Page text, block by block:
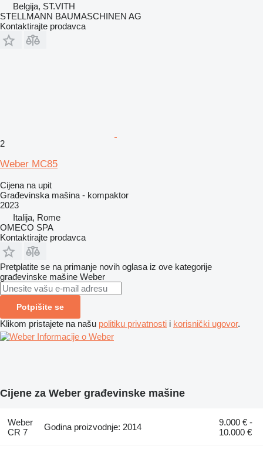
Belgija, ST.VITH
STELLMANN BAUMASCHINEN AG
Kontaktirajte prodavca
2
Weber MC85
Cijena na upit
Građevinska mašina - kompaktor
2023
Italija, Rome
OMECO SPA
Kontaktirajte prodavca
Pretplatite se na primanje novih oglasa iz ove kategorije
građevinske mašine Weber
Potpišite se
Klikom pristajete na našu politiku privatnosti i korisnički ugovor.
Informacije o Weber
Cijene za Weber građevinske mašine
Weber
CR 7
Godina proizvodnje: 2014
9.000 € -
10.000 €